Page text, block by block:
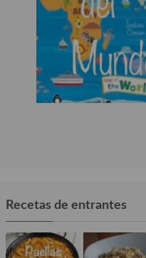
Recetas de entrantes